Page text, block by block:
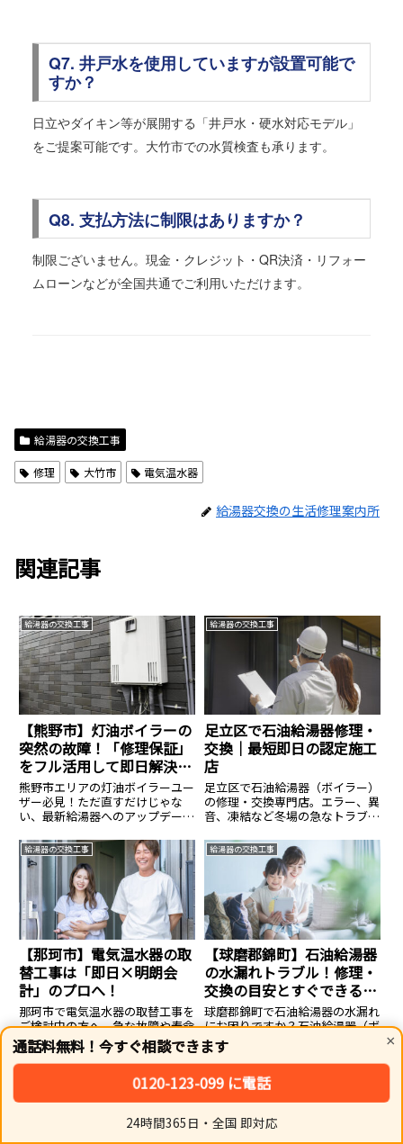
×
通話料無料！今すぐ相談できます
0120-123-099 に電話
24時間365日・全国 即対応
Q7. 井戸水を使用していますが設置可能で
すか？
日立やダイキン等が展開する「井戸水・硬水対応モデル」
をご提案可能です。大竹市での水質検査も承ります。
Q8. 支払方法に制限はありますか？
制限ございません。現金・クレジット・QR決済・リフォー
ムローンなどが全国共通でご利用いただけます。
給湯器の交換工事
修理 大竹市 電気温水器
給湯器交換の生活修理案内所
関連記事
給湯器の交換工事
【熊野市】灯油ボイラーの
突然の故障！「修理保証」
をフル活用して即日解決す
る裏ワザ
熊野市エリアの灯油ボイラーユー
ザー必見！ただ直すだけじゃな
い、最新給湯器へのアップデート
で削減する一石二鳥のメソッド。
地元密着型の真の優良業者が教え
る、賢いボイラー運用術です。
給湯器の交換工事
足立区で石油給湯器修理・
交換｜最短即日の認定施工
店
足立区で石油給湯器（ボイラー）
の修理・交換専門店。エラー、異
音、凍結など冬場の急なトラブル
の機器は部品終了のため新品交換
が確実でお得。在庫多数・直営価
格で最短即日の工事も可能です。
まずは無料見積もりを。
給湯器の交換工事
【那珂市】電気温水器の取
替工事は「即日×明朗会
計」のプロへ！
那珂市で電気温水器の取替工事を
ご検討中の方へ。急な故障や寿命
による交換など、地域密着のプロ
が迅速・丁寧に対応します。最新
の省エネ機種への交換で冬場の光
熱費削減も実現。まずは無料見積
給湯器の交換工事
【球磨郡錦町】石油給湯器
の水漏れトラブル！修理・
交換の目安とすぐできる対
処法
球磨郡錦町で石油給湯器の水漏れ
にお困りですか？石油給湯器（ボ
イラー）から水漏れする原因と放
置する危険性、すぐに行うべき応
急処置を詳しく解説します。修理
と交換の判断基準や費用相場も紹
給湯器の交換工事
シェア トップ